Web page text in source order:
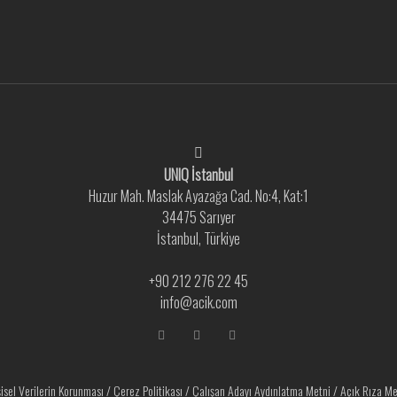
UNIQ İstanbul
Huzur Mah. Maslak Ayazağa Cad. No:4, Kat:1
34475 Sarıyer
İstanbul, Türkiye
+90 212 276 22 45
info@acik.com
Verilerin Korunması/Çerez Politikası/Çalışan Adayı Aydınlatma Metni/Açık Rıza